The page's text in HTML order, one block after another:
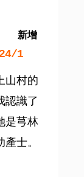
新增
1
山村的
認識了
是芎林
士。